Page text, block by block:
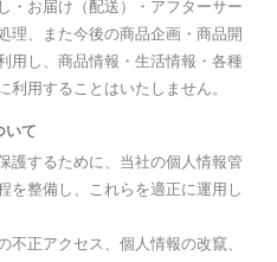
・お届け（配送）・アフターサー
理、また今後の商品企画・商品開
用し、商品情報・生活情報・各種
利用することはいたしません。
いて
護するために、当社の個人情報管
を整備し、これらを適正に運用し
正アクセス、個人情報の改竄、